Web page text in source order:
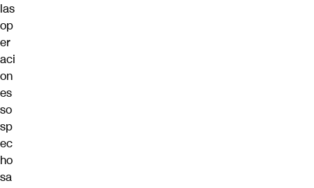
las
op
er
aci
on
es
so
sp
ec
ho
sa